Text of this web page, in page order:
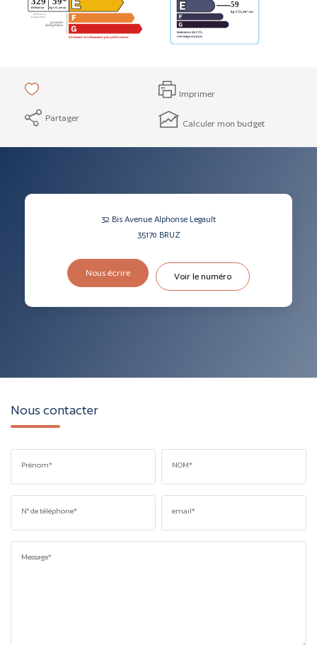
Imprimer
Partager
Calculer mon budget
32 Bis Avenue Alphonse Legault
35170 BRUZ
Nous écrire Voir le numéro
Nous contacter
Prénom* NOM*
N° de téléphone* email*
Message*